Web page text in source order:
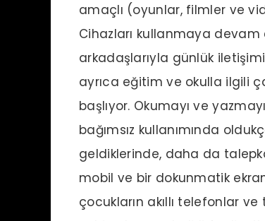
amaçlı (oyunlar, filmler ve
Cihazları kullanmaya
arkadaşlarıyla günlük
ayrıca eğitim ve okulla ilgili
başlıyor. Okumayı ve
bağımsız kullanımında
geldiklerinde, daha da
mobil ve bir dokunmatik
çocukların akıllı telefonlar